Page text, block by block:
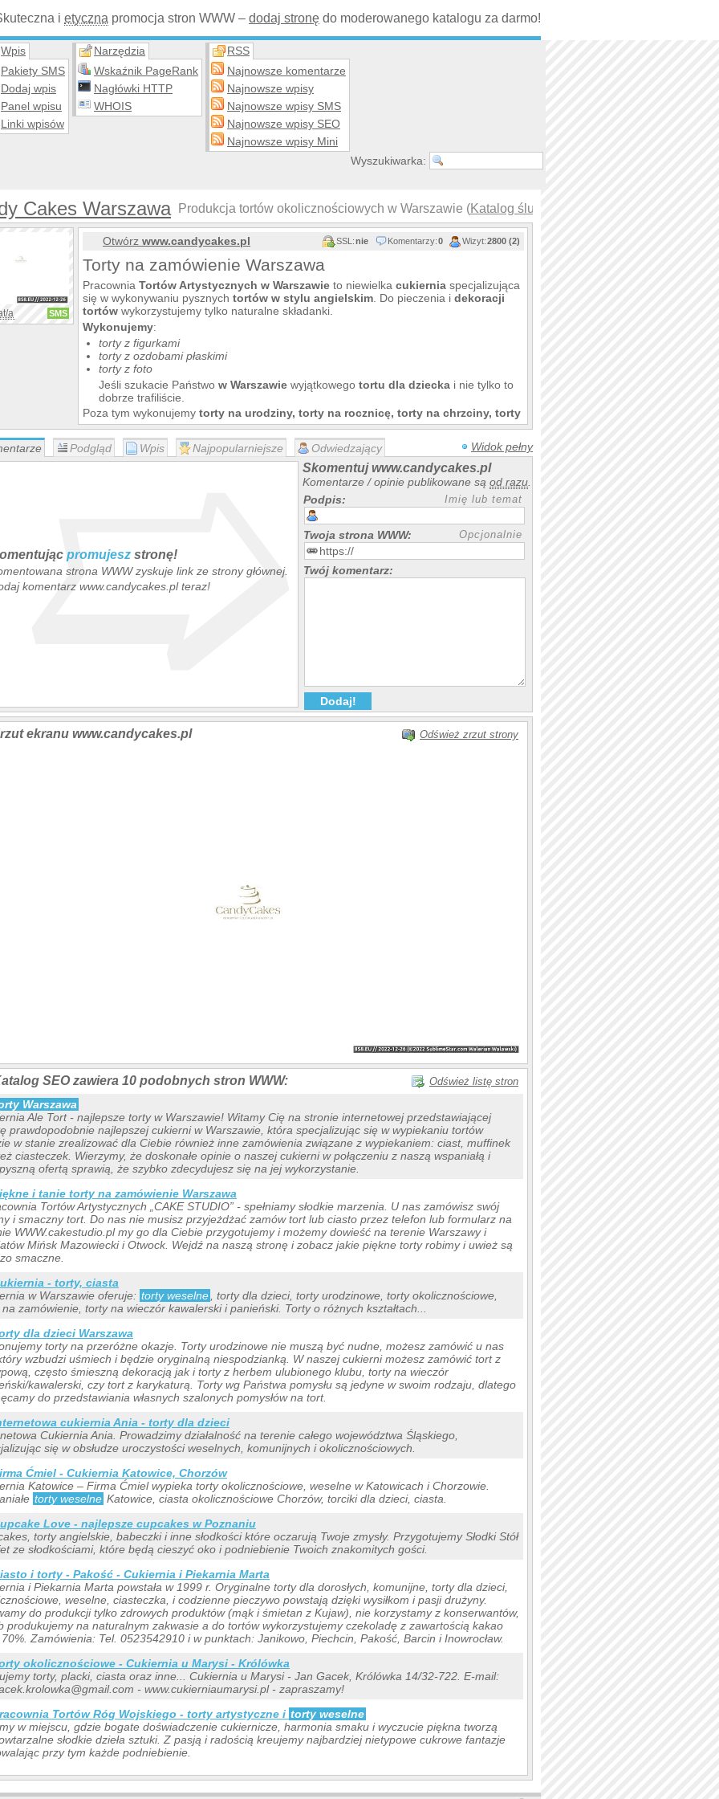
i etyczna promocja stron WWW – dodaj stronę do moderowanego katalogu za darmo!
Wpis
Pakiety SMS
Dodaj wpis
Panel wpisu
Linki wpisów
Narzędzia
Wskaźnik PageRank
Nagłówki HTTP
WHOIS
RSS
Najnowsze komentarze
Najnowsze wpisy
Najnowsze wpisy SMS
Najnowsze wpisy SEO
Najnowsze wpisy Mini
Wyszukiwarka:
Cakes Warszawa Produkcja tortów okolicznościowych w Warszawie (Katalog ślub i wesele
a SMS
Otwórz www.candycakes.pl SSL:nie Komentarzy:0 Wizyt:2800 (2)
Torty na zamówienie Warszawa
Pracownia Tortów Artystycznych w Warszawie to niewielka cukiernia specjalizująca
się w wykonywaniu pysznych tortów w stylu angielskim . Do pieczenia i dekoracji
tortów wykorzystujemy tylko naturalne składanki.
Wykonujemy:
torty z figurkami
torty z ozdobami płaskimi
torty z foto
Jeśli szukacie Państwo w Warszawie wyjątkowego tortu dla dziecka i nie tylko to
dobrze trafiliście.
Poza tym wykonujemy torty na urodziny, torty na rocznicę, torty na chrzciny, torty
na wesele lub inną okolicznośćzapraszam do zapoznania się w ofertą naszej
pracowni. Wtortach dla dzieciszczególnie polecamy nadzienie owocowe
(truskawkowe lub malinowe) które od wyknujemy całkowicie samodzielnie, a dzieci się
nimi wprost zajadają. Oczywiście mamy również inne smaki tortów. Realizujemy
i okolicach. Nasza pracowania zlokalizowana jest na
Centrum Warszawy. Chętnie realizujemy też
Gocławia, Mokotowa, Ochoty i Saskiej Kępy
Tort dla dzieci Warszawa
Tort na urodziny Warszawa
Podgląd Wpis Najpopularniejsze Odwiedzający Widok pełny
promujesz stronę!
strona WWW zyskuje link ze strony głównej.
komentarz www.candycakes.pl teraz!
Skomentuj www.candycakes.pl
Komentarze / opinie publikowane są od razu
Podpis:
Imię lub temat
Twoja strona WWW: Opcjonalnie
Twój komentarz:
ekranu www.candycakes.pl Odśwież zrzut strony
SEO zawiera 10 podobnych stron WWW: Odśwież listę stron
Warszawa
Ale Tort - najlepsze torty w Warszawie! Witamy Cię na stronie internetowej przedstawiającej
prawdopodobnie najlepszej cukierni w Warszawie, która specjalizując się w wypiekaniu tortów
w stanie zrealizować dla Ciebie również inne zamówienia związane z wypiekaniem: ciast, muffinek
ciasteczek. Wierzymy, że doskonałe opinie o naszej cukierni w połączeniu z naszą wspaniałą i
ofertą sprawią, że szybko zdecydujesz się na jej wykorzystanie.
i tanie torty na zamówienie Warszawa
Tortów Artystycznych „CAKE STUDIO” - spełniamy słodkie marzenia. U nas zamówisz swój
i smaczny tort. Do nas nie musisz przyjeżdżać zamów tort lub ciasto przez telefon lub formularz na
WWW.cakestudio.pl my go dla Ciebie przygotujemy i możemy dowieść na terenie Warszawy i
Mińsk Mazowiecki i Otwock. Wejdź na naszą stronę i zobacz jakie piękne torty robimy i uwież są
smaczne.
- torty, ciasta
w Warszawie oferuje: torty weselne
, torty dla dzieci, torty urodzinowe, torty okolicznościowe,
zamówienie, torty na wieczór kawalerski i panieński. Torty o różnych kształtach...
dla dzieci Warszawa
torty na przeróżne okazje. Torty urodzinowe nie muszą być nudne, możesz zamówić u nas
wzbudzi uśmiech i będzie oryginalną niespodzianką. W naszej cukierni możesz zamówić tort z
często śmieszną dekoracją jak i torty z herbem ulubionego klubu, torty na wieczór
kawalerski, czy tort z karykaturą. Torty wg Państwa pomysłu są jedyne w swoim rodzaju, dlatego
do przedstawiania własnych szalonych pomysłów na tort.
cukiernia Ania - torty dla dzieci
Cukiernia Ania. Prowadzimy działalność na terenie całego województwa Śląskiego,
się w obsłudze uroczystości weselnych, komunijnych i okolicznościowych.
Ćmiel - Cukiernia Katowice, Chorzów
Katowice – Firma Ćmiel wypieka torty okolicznościowe, weselne w Katowicach i Chorzowie.
torty weselne Katowice, ciasta okolicznościowe Chorzów, torciki dla dzieci, ciasta.
Love - najlepsze cupcakes w Poznaniu
torty angielskie, babeczki i inne słodkości które oczarują Twoje zmysły. Przygotujemy Słodki Stół
ze słodkościami, które będą cieszyć oko i podniebienie Twoich znakomitych gości.
i torty - Pakość - Cukiernia i Piekarnia Marta
i Piekarnia Marta powstała w 1999 r. Oryginalne torty dla dorosłych, komunijne, torty dla dzieci,
weselne, ciasteczka, i codzienne pieczywo powstają dzięki wysiłkom i pasji drużyny.
do produkcji tylko zdrowych produktów (mąk i śmietan z Kujaw), nie korzystamy z konserwantów,
produkujemy na naturalnym zakwasie a do tortów wykorzystujemy czekoladę z zawartością kakao
Zamówienia: Tel. 0523542910 i w punktach: Janikowo, Piechcin, Pakość, Barcin i Inowrocław.
okolicznościowe - Cukiernia u Marysi - Królówka
torty, placki, ciasta oraz inne... Cukiernia u Marysi - Jan Gacek, Królówka 14/32-722. E-mail:
- www.cukierniaumarysi.pl - zapraszamy!
Tortów Róg Wojskiego - torty artystyczne i torty weselne
w miejscu, gdzie bogate doświadczenie cukiernicze, harmonia smaku i wyczucie piękna tworzą
słodkie dzieła sztuki. Z pasją i radością kreujemy najbardziej nietypowe cukrowe fantazje
przy tym każde podniebienie.